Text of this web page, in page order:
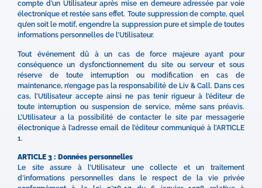
compte d’un Utilisateur après mise en demeure adressée par voie
électronique et restée sans effet. Toute suppression de compte, quel
qu’en soit le motif, engendre la suppression pure et simple de toutes
informations personnelles de l’Utilisateur.
Tout événement dû à un cas de force majeure ayant pour
conséquence un dysfonctionnement du site ou serveur et sous
réserve de toute interruption ou modification en cas de
maintenance, n’engage pas la responsabilité de Liv & Call. Dans ces
cas, l’Utilisateur accepte ainsi ne pas tenir rigueur à l’éditeur de
toute interruption ou suspension de service, même sans préavis.
L’Utilisateur a la possibilité de contacter le site par messagerie
électronique à l’adresse email de l’éditeur communiqué à l’ARTICLE
1.
ARTICLE 3 : Données personnelles
Le site assure à l’Utilisateur une collecte et un traitement
d’informations personnelles dans le respect de la vie privée